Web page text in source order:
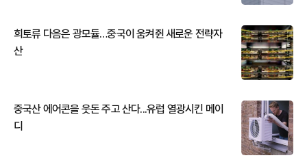
희토류 다음은 광모듈…중국이 움켜쥔 새로운 전략자
산
중국산 에어콘을 웃돈 주고 산다...유럽 열광시킨 메이
디